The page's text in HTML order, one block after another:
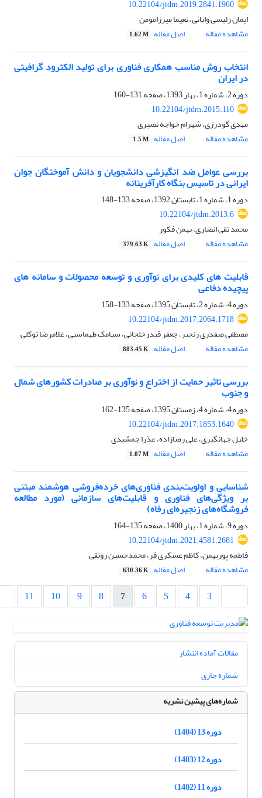
10.22104/jtdm.2019.2841.1960
ایمان رئیسی وانانی، نعیما میرزامومن
مشاهده مقاله
اصل مقاله 1.62 M
انتخاب روش مناسب همکاری فناوری برای تولید الکترود گرافیتی
در ایران
دوره 2، شماره 1، بهار 1393، صفحه
131-160
10.22104/jtdm.2015.110
مهدی گودرزی، شهرام خواجه نصیری
مشاهده مقاله
اصل مقاله 1.5 M
بررسی عوامل ضد انگیزشی دانشجویان و دانش آموختگان جوان
ایرانی در تاسیس بنگاه‌ کارآفرینانه
دوره 1، شماره 1، تابستان 1392، صفحه
133-148
10.22104/jtdm.2013.6
محمد تقی انصاری، بهمن فکور
مشاهده مقاله
اصل مقاله 379.63 K
قابلیت های کلیدی برای نوآوری و توسعه محصولات و سامانه های
پیچیده دفاعی
دوره 4، شماره 2، تابستان 1395، صفحه
133-158
10.22104/jtdm.2017.2064.1718
مصطفی صفدری رنجبر، جعفر قیدرخلجانی، سیامک طهماسبی، غلامرضا توکلی
مشاهده مقاله
اصل مقاله 883.45 K
بررسی تاثیر حمایت از اختراع و نوآوری بر صادرات کشورهای شمال
و جنوب
دوره 4، شماره 4، زمستان 1395، صفحه
135-162
10.22104/jtdm.2017.1853.1640
خلیل جهانگیری، علی رضازاده، عذرا جمشیدی
مشاهده مقاله
اصل مقاله 1.07 M
شناسایی و اولویت‌بندی فناوری‌های خرده‌فروشی هوشمند مبتنی
بر ویژگی‌های فناوری و قابلیت‌های سازمانی (مورد مطالعه
فروشگاه‌های زنجیره‌ای رفاه)
دوره 9، شماره 1، بهار 1400، صفحه
135-164
10.22104/jtdm.2021.4581.2681
فاطمه پوربهمن، کاظم عسکری فر، محمدحسین رونقی
مشاهده مقاله
اصل مقاله 630.36 K
3
4
5
6
7
8
9
10
11
مقالات آماده انتشار
شماره جاری
شماره‌های پیشین نشریه
دوره 13 (1404)
دوره 12 (1403)
دوره 11 (1402)